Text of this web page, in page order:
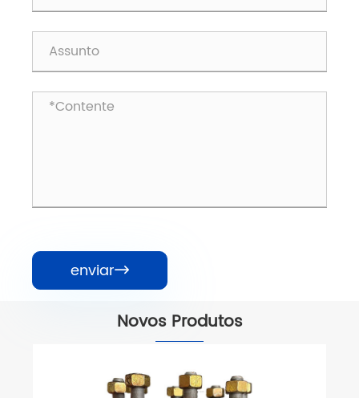
enviar
Novos Produtos